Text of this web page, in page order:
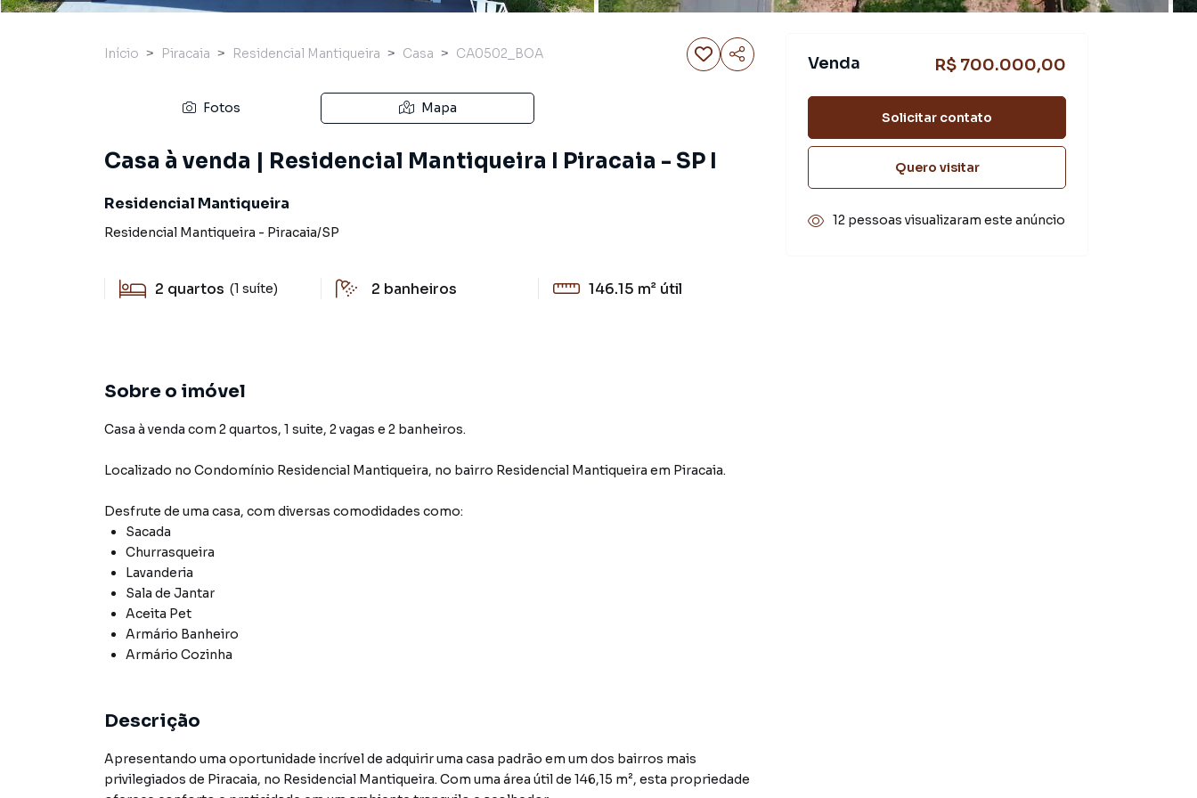
Início Piracaia Residencial Mantiqueira Casa CA0502_BOA
Fotos Mapa
Casa à venda | Residencial Mantiqueira I Piracaia - SP I
Residencial Mantiqueira
Residencial Mantiqueira - Piracaia/SP
2 quartos (1 suíte) 2 banheiros 146.15 m² útil
Sobre o imóvel
Casa à venda com 2 quartos, 1 suite, 2 vagas e 2 banheiros.
Localizado no Condomínio Residencial Mantiqueira, no bairro Residencial Mantiqueira em Piracaia.
Desfrute de uma casa, com diversas comodidades como:
Sacada
Churrasqueira
Lavanderia
Sala de Jantar
Aceita Pet
Armário Banheiro
Armário Cozinha
Descrição
Apresentando uma oportunidade incrível de adquirir uma casa padrão em um dos bairros mais
privilegiados de Piracaia, no Residencial Mantiqueira. Com uma área útil de 146,15 m², esta propriedade
Venda R$ 700.000,00
Solicitar contato
Quero visitar
12 pessoas visualizaram este anúncio